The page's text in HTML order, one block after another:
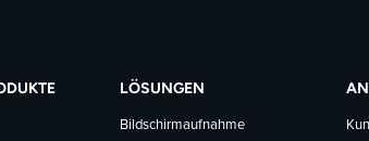
LÖSUNGEN
Bildschirmaufnahme